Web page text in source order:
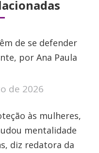
de se defender
por Ana Paula
de 2026
às mulheres,
mentalidade
diz redatora da